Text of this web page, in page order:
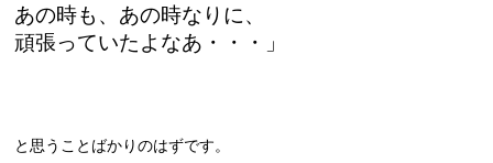
あの時も、あの時なりに、
頑張っていたよなあ・・・」
と思うことばかりのはずです。